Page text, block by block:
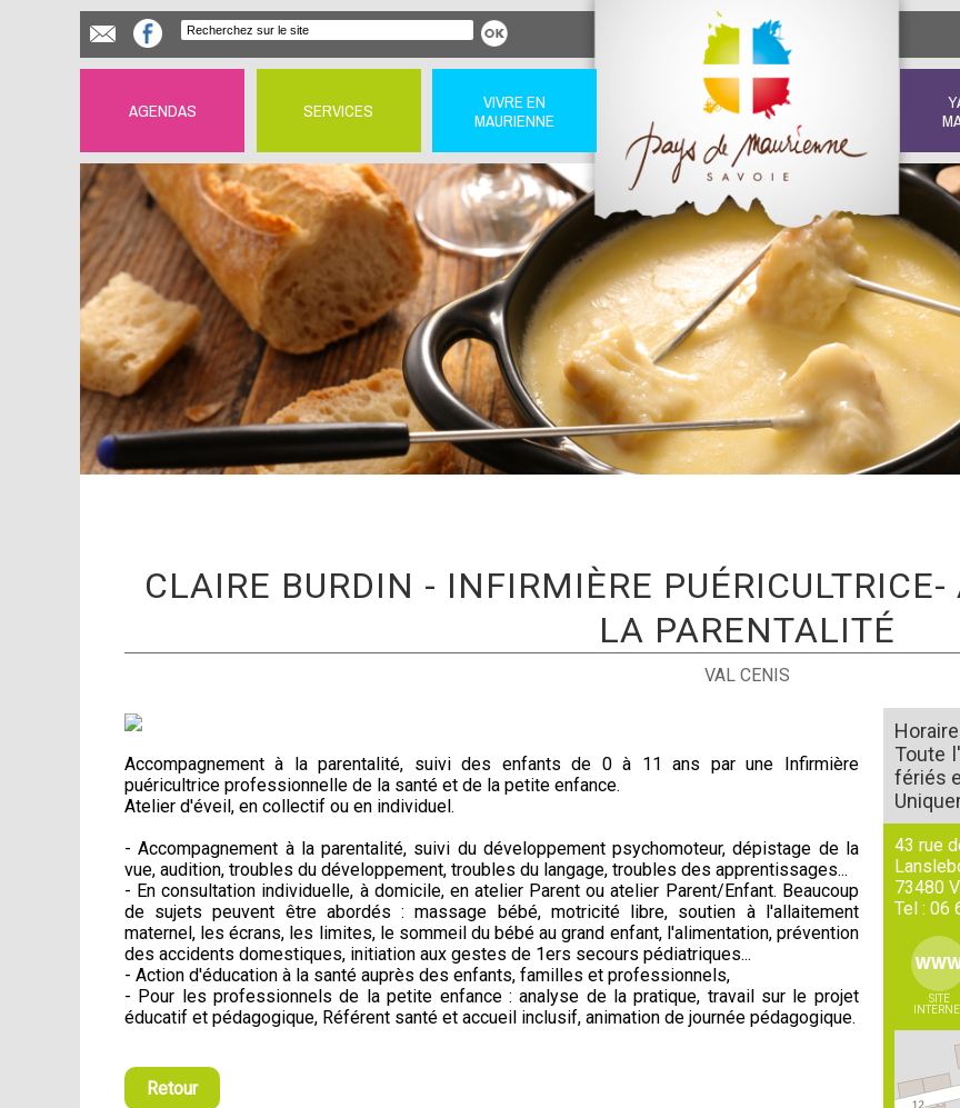
AGENDAS SERVICES
VIVRE EN
MAURIENNE
CLAIRE BURDIN - INFIRMIÈRE
LA PARENTALITÉ
VAL CENIS
Accompagnement à la parentalité, suivi des enfants de 0 à 11 ans par une Infirmière
puéricultrice professionnelle de la santé et de la petite enfance.
Atelier d'éveil, en collectif ou en individuel.
- Accompagnement à la parentalité, suivi du développement psychomoteur, dépistage de la
vue, audition, troubles du développement, troubles du langage, troubles des apprentissages...
- En consultation individuelle, à domicile, en atelier Parent ou atelier Parent/Enfant. Beaucoup
de sujets peuvent être abordés : massage bébé, motricité libre, soutien à l'allaitement
maternel, les écrans, les limites, le sommeil du bébé au grand enfant, l'alimentation, prévention
des accidents domestiques, initiation aux gestes de 1ers secours pédiatriques...
- Action d'éducation à la santé auprès des enfants, familles et professionnels,
- Pour les professionnels de la petite enfance : analyse de la pratique, travail sur le projet
éducatif et pédagogique, Référent santé et accueil inclusif, animation de journée pédagogique.
Retour
Toute
fériés
43 rue
73480
Tel : 06
SITE